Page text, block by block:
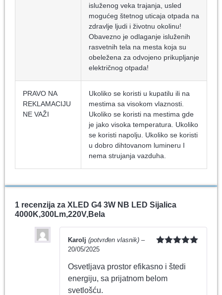
isluženog veka trajanja, usled
mogućeg štetnog uticaja otpada na
zdravlje ljudi i životnu okolinu!
Obavezno je odlaganje isluženih
rasvetnih tela na mesta koja su
obeležena za odvojeno prikupljanje
električnog otpada!
PRAVO NA
REKLAMACIJU
NE VAŽI
Ukoliko se koristi u kupatilu ili na
mestima sa visokom vlaznosti.
Ukoliko se koristi na mestima gde
je jako visoka temperatura. Ukoliko
se koristi napolju. Ukoliko se koristi
u dobro dihtovanom lumineru I
nema strujanja vazduha.
1 recenzija za XLED G4 3W NB LED Sijalica
4000K,300Lm,220V,Bela
Karolj (potvrđen vlasnik) –
20/05/2025
Osvetljava prostor efikasno i štedi
energiju, sa prijatnom belom
svetlošću.